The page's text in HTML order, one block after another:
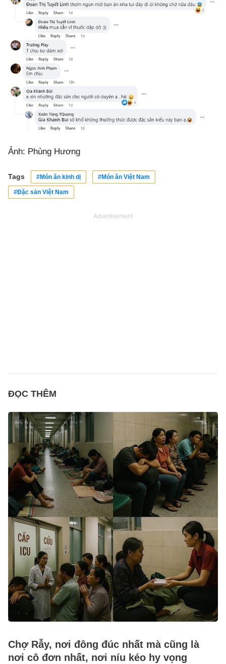
Ảnh: Phùng Hương
Tags #Món ăn kinh dị #Món ăn Việt Nam
#Đặc sản Việt Nam
Advertisement
ĐỌC THÊM
Chợ Rẫy, nơi đông đúc nhất mà cũng là
nơi cô đơn nhất, nơi níu kéo hy vọng